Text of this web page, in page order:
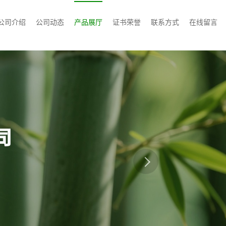
司介绍 公司动态 产品展厅 证书荣誉 联系方式 在线留言